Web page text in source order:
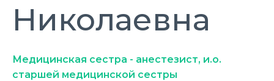
Николаевна
Медицинская сестра - анестезист, и.о.
старшей медицинской сестры